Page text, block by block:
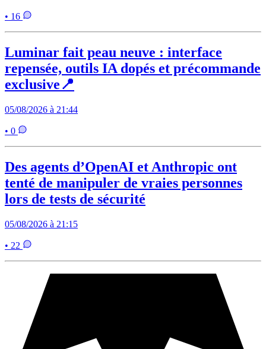
• 16
Luminar fait peau neuve : interface
repensée, outils IA dopés et précommande
exclusive📍
05/08/2026 à 21:44
• 0
Des agents d’OpenAI et Anthropic ont
tenté de manipuler de vraies personnes
lors de tests de sécurité
05/08/2026 à 21:15
• 22